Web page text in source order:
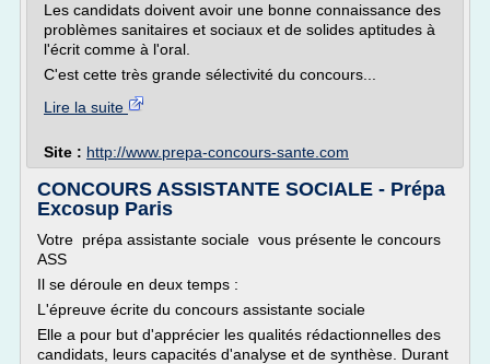
Les candidats doivent avoir une bonne connaissance des
problèmes sanitaires et sociaux et de solides aptitudes à
l'écrit comme à l'oral.
C'est cette très grande sélectivité du concours...
Lire la suite
Site : http://www.prepa-concours-sante.com
CONCOURS ASSISTANTE SOCIALE - Prépa
Excosup Paris
Votre prépa assistante sociale vous présente le concours
ASS
Il se déroule en deux temps :
L'épreuve écrite du concours assistante sociale
Elle a pour but d'apprécier les qualités rédactionnelles des
candidats, leurs capacités d'analyse et de synthèse. Durant